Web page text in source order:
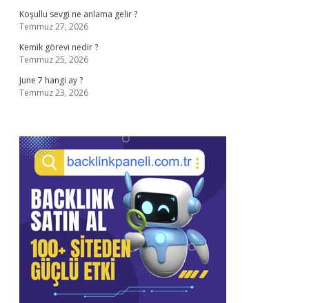
Koşullu sevgi ne anlama gelir ?
Temmuz 27, 2026
Kemik görevi nedir ?
Temmuz 25, 2026
June 7 hangi ay ?
Temmuz 23, 2026